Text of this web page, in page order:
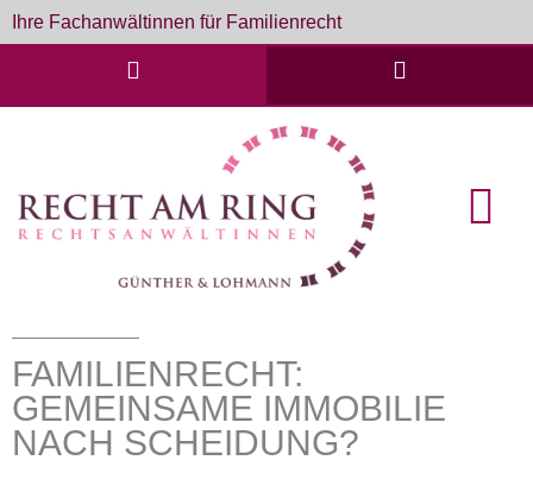
Zum
Inhalt
Ihre Fachanwältinnen für Familienrecht
FAMILIENRECHT:
GEMEINSAME IMMOBILIE
NACH SCHEIDUNG?